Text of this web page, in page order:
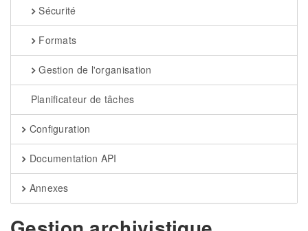
Sécurité
Formats
Gestion de l'organisation
Planificateur de tâches
Configuration
Documentation API
Annexes